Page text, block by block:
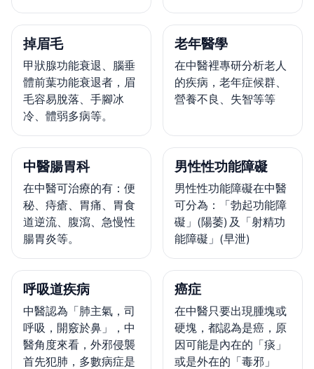
掉眉毛
甲狀腺功能衰退、腦垂
體前葉功能衰退者，眉
毛容易脫落、手腳冰
冷、體弱多病等。
老年醫學
在中醫裡專研分析老人
的疾病，老年症候群、
營養不良、失智等等
中醫腸胃科
在中醫可治療的有：便
秘、痔瘡、胃痛、胃食
道逆流、腹瀉、急慢性
腸胃炎等。
男性性功能障礙
男性性功能障礙在中醫
可分為：「勃起功能障
礙」(陽萎) 及「射精功
能障礙」(早泄)
呼吸道疾病
中醫認為「肺主氣，司
呼吸，開竅於鼻」，中
醫角度來看，外邪侵襲
首先犯肺，多數病症是
癌症
在中醫只要出現腫塊或
硬塊，都認為是癌，原
因可能是內在的「痰」
或是外在的「毒邪」